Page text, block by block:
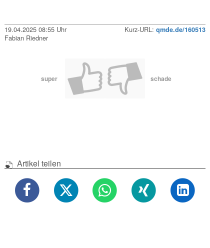
19.04.2025 08:55 Uhr Kurz-URL: qmde.de/160513
Fabian Riedner
super schade
Artikel teilen